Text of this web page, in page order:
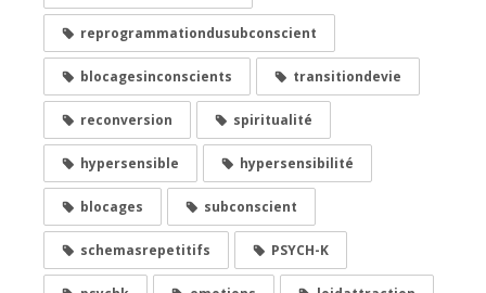
reprogrammationdusubconscient
blocagesinconscients transitiondevie
reconversion spiritualité
hypersensible hypersensibilité
blocages subconscient
schemasrepetitifs PSYCH-K